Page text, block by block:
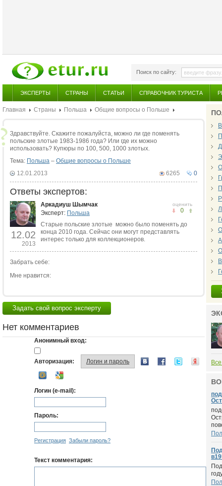
Поиск по сайту:
ЭКСПЕРТЫ СТРАНЫ СТАТЬИ СПРАВОЧНИК ТУРИСТА
Главная Страны Польша Общие вопросы о Польше
Здравствуйте. Скажите пожалуйста, можно ли где поменять
польские злотые 1983-1986 года? Или где их можно
использовать? Купюры по 100, 500, 1000 злотых.
Тема: Польша – Общие вопросы о Польше
0
6265
12.01.2013
Ответы экспертов:
12.02
2013
оценить
0
Аркадиуш Шымчак
Эксперт: Польша
Старые польские злотые можно было поменять до
конца 2010 года. Сейчас они могут представлять
интерес только для коллекционеров.
Забрать себе:
Мне нравится:
Задать свой вопрос эксперту
Нет комментариев
Анонимный вход:
Авторизация: Логин и пароль
Логин (e-mail):
Пароль:
Регистрация Забыли пароль?
Текст комментария: